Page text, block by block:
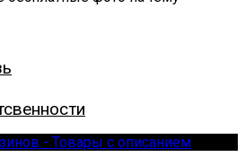
- Товары с описанием